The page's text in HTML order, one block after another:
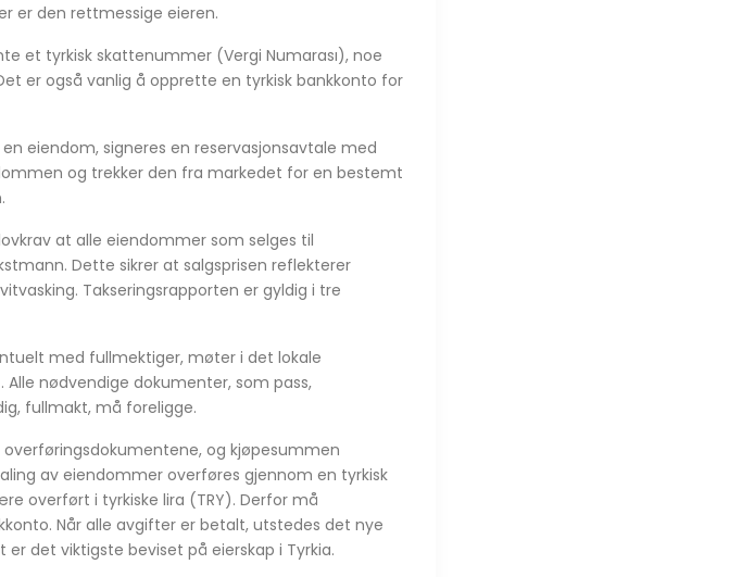
er den rettmessige eieren.
et tyrkisk skattenummer (Vergi Numarası), noe
er også vanlig å opprette en tyrkisk bankkonto for
eiendom, signeres en reservasjonsavtale med
og trekker den fra markedet for en bestemt
at alle eiendommer som selges til
Dette sikrer at salgsprisen reflekterer
Takseringsrapporten er gyldig i tre
med fullmektiger, møter i det lokale
nødvendige dokumenter, som pass,
fullmakt, må foreligge.
og kjøpesummen
av eiendommer overføres gjennom en tyrkisk
overført i tyrkiske lira (TRY). Derfor må
Når alle avgifter er betalt, utstedes det nye
det viktigste beviset på eierskap i Tyrkia.